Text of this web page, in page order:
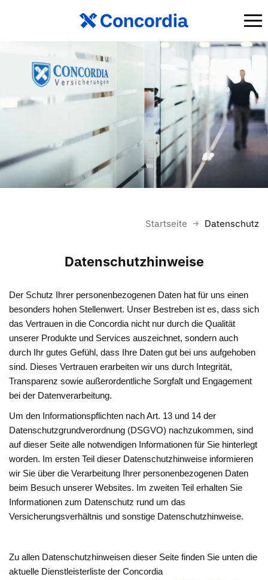
Startseite Datenschutz
Datenschutzhinweise
Der Schutz Ihrer personenbezogenen Daten hat für uns einen
besonders hohen Stellenwert. Unser Bestreben ist es, dass sich
das Vertrauen in die Concordia nicht nur durch die Qualität
unserer Produkte und Services auszeichnet, sondern auch
durch Ihr gutes Gefühl, dass Ihre Daten gut bei uns aufgehoben
sind. Dieses Vertrauen erarbeiten wir uns durch Integrität,
Transparenz sowie außerordentliche Sorgfalt und Engagement
bei der Datenverarbeitung.
Um den Informationspflichten nach Art. 13 und 14 der
Datenschutzgrundverordnung (DSGVO) nachzukommen, sind
auf dieser Seite alle notwendigen Informationen für Sie hinterlegt
worden. Im ersten Teil dieser Datenschutzhinweise informieren
wir Sie über die Verarbeitung Ihrer personenbezogenen Daten
beim Besuch unserer Websites. Im zweiten Teil erhalten Sie
Informationen zum Datenschutz rund um das
Versicherungsverhältnis und sonstige Datenschutzhinweise.
Zu allen Datenschutzhinweisen dieser Seite finden Sie unten die
aktuelle Dienstleisterliste der Concordia